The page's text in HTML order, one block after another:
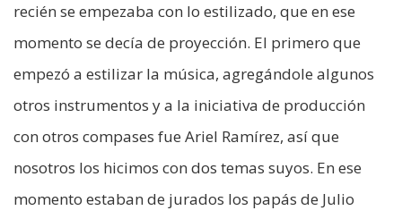
recién se empezaba con lo estilizado, que en ese
momento se decía de proyección. El primero que
empezó a estilizar la música, agregándole algunos
otros instrumentos y a la iniciativa de producción
con otros compases fue Ariel Ramírez, así que
nosotros los hicimos con dos temas suyos. En ese
momento estaban de jurados los papás de Julio